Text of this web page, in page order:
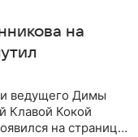
на
ведущего Димы
Клавой Кокой
на странице